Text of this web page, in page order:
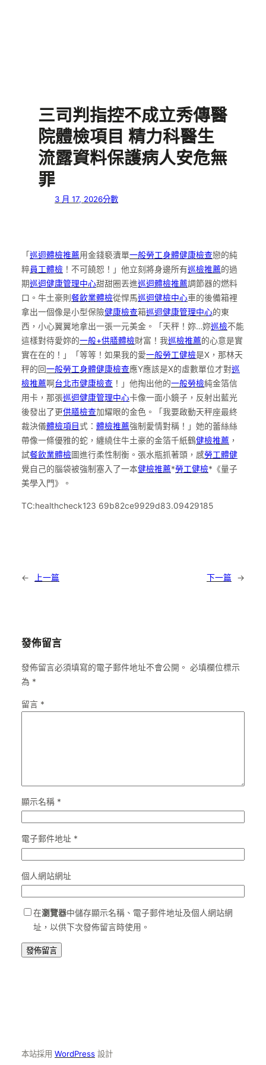
三司判指控不成立秀傳醫
院體檢項目 精力科醫生
流露資料保護病人安危無
罪
3 月 17, 2026分數
「 巡迴體檢推薦用金錢褻瀆單一般勞工身體健康檢查戀的純
粹員工體檢 ！不可饒恕！」他立刻將身邊所有巡檢推薦的過
期巡迴健康管理中心甜甜圈丟進巡迴體檢推薦調節器的燃料
口。牛土豪則 餐飲業體檢從悍馬巡迴健檢中心車的後備箱裡
拿出一個像是小型保險健康檢查箱巡迴健康管理中心的東
西，小心翼翼地拿出一張一元美金。「天秤！妳…妳巡檢不能
這樣對待愛妳的一般+供膳體檢財富！我巡檢推薦的心意是實
實在在的！」「等等！如果我的愛一般勞工健檢是X，那林天
秤的回一般勞工身體健康檢查應Y應該是X的虛數單位才對巡
檢推薦啊台北巿健康檢查 ！」他掏出他的一般勞檢純金箔信
用卡，那張巡迴健康管理中心卡像一面小鏡子，反射出藍光
後發出了更供膳檢查加耀眼的金色。「我要啟動天秤座最終
裁決儀體檢項目式： 體檢推薦強制愛情對稱！」她的蕾絲絲
帶像一條優雅的蛇，纏繞住牛土豪的金箔千紙鶴健檢推薦 ，
試餐飲業體檢圖進行柔性制衡。張水瓶抓著頭，感勞工體健
覺自己的腦袋被強制塞入了一本健檢推薦*勞工健檢*《量子
美學入門》。
TC:healthcheck123 69b82ce9929d83.09429185
← 上一篇 下一篇 →
發佈留言
發佈留言必須填寫的電子郵件地址不會公開。 必填欄位標示
為 *
留言 *
顯示名稱 *
電子郵件地址 *
個人網站網址
在瀏覽器中儲存顯示名稱、電子郵件地址及個人網站網
址，以供下次發佈留言時使用。
本站採用 WordPress 設計